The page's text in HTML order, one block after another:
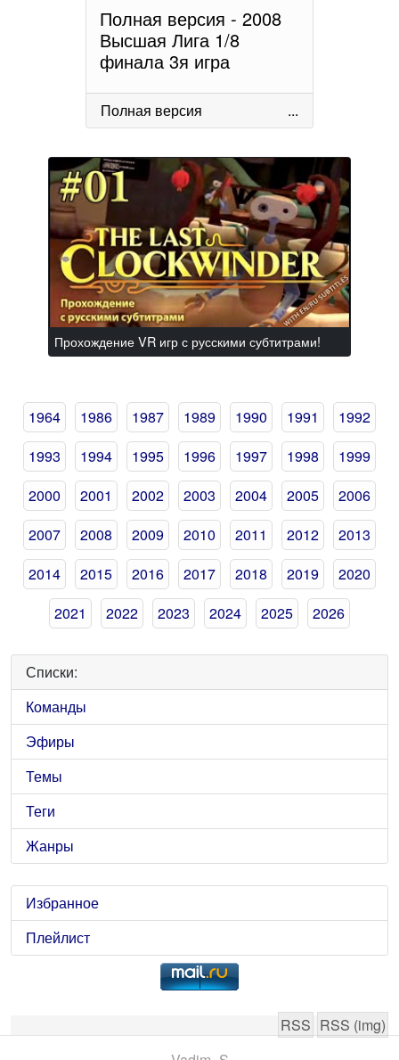
Полная версия - 2008
Высшая Лига 1/8
финала 3я игра
Полная версия ...
Прохождение VR игр с русскими субтитрами!
1964 1986 1987 1989 1990 1991
1992
1993
1994 1995 1996 1997 1998
1999
2000
2001 2002 2003 2004 2005
2006
2007
2008 2009 2010 2011 2012
2013
2014
2015 2016 2017 2018 2019
2020
2021
2022 2023 2024 2025 2026
Списки:
Команды
Эфиры
Темы
Теги
Жанры
Избранное
Плейлист
RSS RSS (img)